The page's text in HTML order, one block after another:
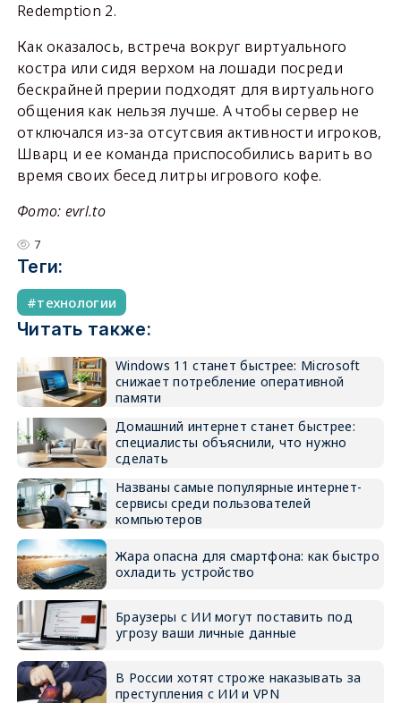
Redemption 2.
Как оказалось, встреча вокруг виртуального
костра или сидя верхом на лошади посреди
бескрайней прерии подходят для виртуального
общения как нельзя лучше. А чтобы сервер не
отключался из-за отсутсвия активности игроков,
Шварц и ее команда приспособились варить во
время своих бесед литры игрового кофе.
Фото: evrl.to
7
Теги:
технологии
Читать также:
Windows 11 станет быстрее: Microsoft
снижает потребление оперативной
памяти
Домашний интернет станет быстрее:
специалисты объяснили, что нужно
сделать
Названы самые популярные интернет-
сервисы среди пользователей
компьютеров
Жара опасна для смартфона: как быстро
охладить устройство
Браузеры с ИИ могут поставить под
угрозу ваши личные данные
В России хотят строже наказывать за
преступления с ИИ и VPN